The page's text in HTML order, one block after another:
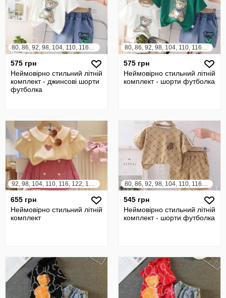
80, 86, 92, 98, 104, 110, 116, 122
575 грн
Неймовірно стильний літній
комплект - джинсові шорти
футболка
80, 86, 92, 98, 104, 110, 116, 122
575 грн
Неймовірно стильний літній
комплект - шорти футболка
92, 98, 104, 110, 116, 122, 128, 134, 140
655 грн
Неймовірно стильний літній
комплект
80, 86, 92, 98, 104, 110, 116, 122
545 грн
Неймовірно стильний літній
комплект - шорти футболка